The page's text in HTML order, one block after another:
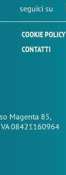
seguici su
COOKIE POLICY
CONTATTI
Magenta 85,
08421160964